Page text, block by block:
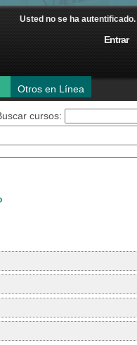
Usted no se ha autentificado.
Entrar
Otros en Línea
cursos: